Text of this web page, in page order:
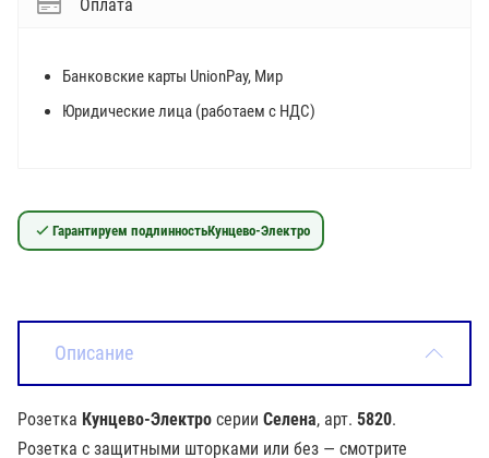
Оплата
Банковские карты UnionPay, Мир
Юридические лица (работаем с НДС)
Гарантируем подлинностьКунцево-Электро
Описание
Розетка Кунцево-Электро серии Селена, арт. 5820.
Розетка с защитными шторками или без — смотрите